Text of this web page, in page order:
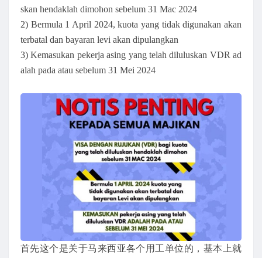
skan hendaklah dimohon sebelum 31 Mac 2024
2) Bermula 1 April 2024, kuota yang tidak digunakan akan
terbatal dan bayaran levi akan dipulangkan
3) Kemasukan pekerja asing yang telah diluluskan VDR ad
alah pada atau sebelum 31 Mei 2024
首先这个是关于马来西亚各个用工单位的，基本上就